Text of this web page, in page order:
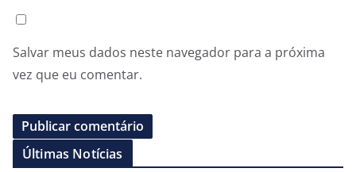
Salvar meus dados neste navegador para a próxima
vez que eu comentar.
Últimas Notícias